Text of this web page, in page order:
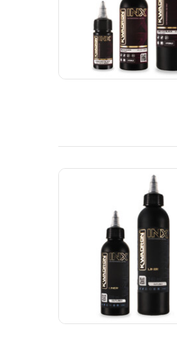
4 унции - 120 мл
8 унций - 240 мл